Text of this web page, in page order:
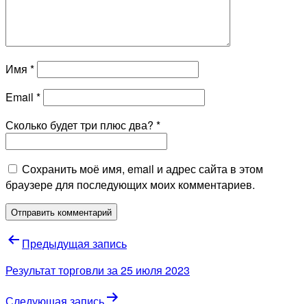
Имя *
Email *
Сколько будет тpи плюс два? *
Сохранить моё имя, email и адрес сайта в этом
браузере для последующих моих комментариев.
Навигация
по
Предыдущая запись
Результат торговли за 25 июля 2023
Следующая запись